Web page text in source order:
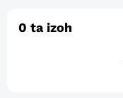
0 ta izoh